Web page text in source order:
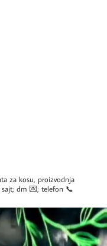
za kosu, proizvodnja
sajt; dm 💌; telefon 📞